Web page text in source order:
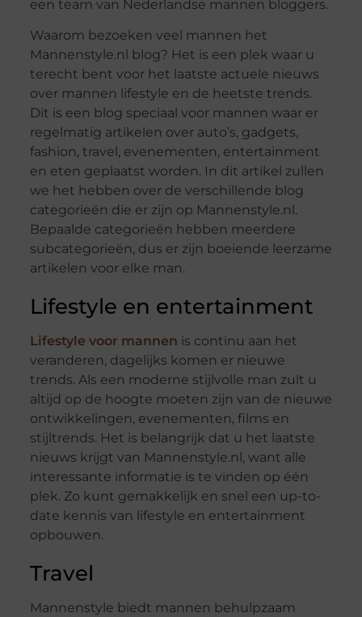
een team van Nederlandse mannen bloggers.
Waarom bezoeken veel mannen het
Mannenstyle.nl blog? Het is een plek waar u
terecht bent voor het laatste actuele nieuws
over mannen lifestyle en de heetste trends.
Dit is een blog speciaal voor mannen waar er
regelmatig artikelen over auto’s, gadgets,
fashion, travel, evenementen, entertainment
en eten geplaatst worden. In dit artikel zullen
we het hebben over de verschillende blog
categorieën die er zijn op Mannenstyle.nl.
Bepaalde categorieën hebben meerdere
subcategorieën, dus er zijn boeiende leerzame
artikelen voor elke man.
Lifestyle en entertainment
Lifestyle voor mannen is continu aan het
veranderen, dagelijks komen er nieuwe
trends. Als een moderne stijlvolle man zult u
altijd op de hoogte moeten zijn van de nieuwe
ontwikkelingen, evenementen, films en
stijltrends. Het is belangrijk dat u het laatste
nieuws krijgt van Mannenstyle.nl, want alle
interessante informatie is te vinden op één
plek. Zo kunt gemakkelijk en snel een up-to-
date kennis van lifestyle en entertainment
opbouwen.
Travel
Mannenstyle biedt mannen behulpzaam